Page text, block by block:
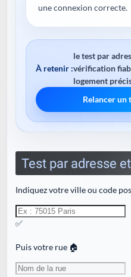
une connexion correcte.
À retenir :
le test par
vérification
logement
Relancer un
Test par adresse
Indiquez votre ville ou code
✅
Puis votre rue 🏠